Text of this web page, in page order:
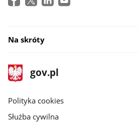
Na skróty
stopka
gov.pl
Strona
gov.pl
gov.pl
Polityka cookies
Służba cywilna